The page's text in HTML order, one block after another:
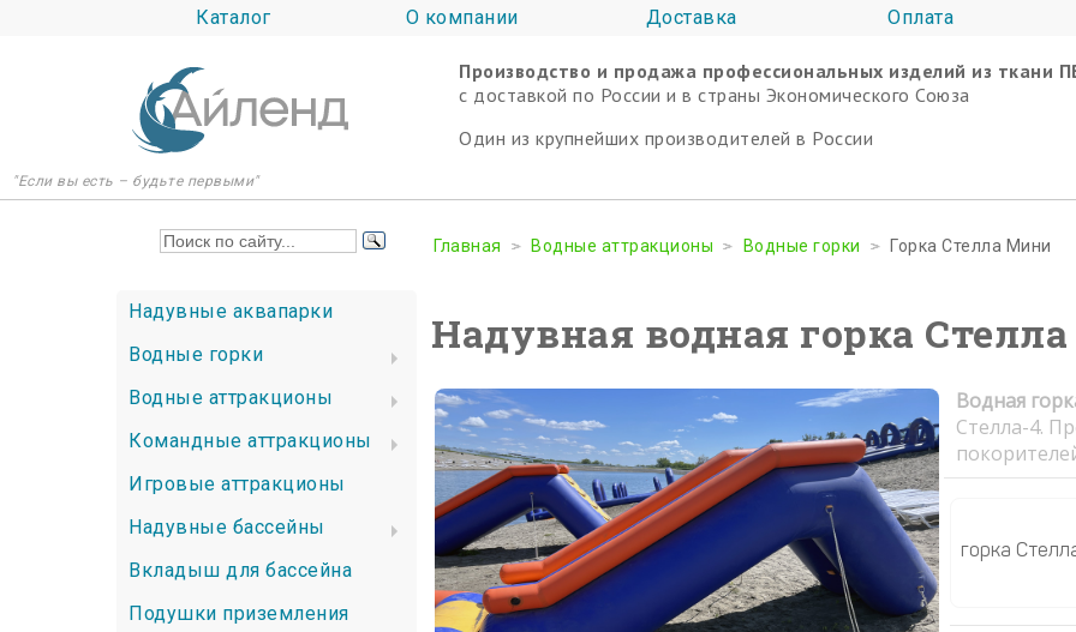
Каталог О компании Доставка Оплата
Производство и продажа профессиональных изделий из ткани
c доставкой по России и в страны Экономического Союза
Один из крупнейших производителей в России
"Если вы есть – будьте первыми"
Надувные аквапарки
Водные горки
Водные аттракционы
Командные аттракционы
Игровые аттракционы
Надувные бассейны
Вкладыш для бассейна
Подушки приземления
Главная Водные аттракционы Водные горки Горка Стелла Мини
Надувная водная горка
Водная
Стелла-4.
горка